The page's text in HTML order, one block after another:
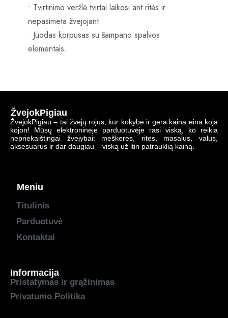
• Tvirtinimo veržlė tvirtai laikosi ant ritės ir
nepasimeta žvejojant.
• Juodas korpusas su šampano spalvos
elementais.
ŽvejokPigiau
ŽvejokPigiau – tai žvejų rojus, kur kokybė ir gera kaina eina koja
kojon! Mūsų elektroninėje parduotuvėje rasi viską, ko reikia
nepriekaištingai žvejybai: meškeres, rites, masalus, valus,
aksesuarus ir dar daugiau – viską už itin patrauklią kainą.
Meniu
Titulinis
Parduotuvė
Kontaktai
Informacija
Pristatymas ir grąžinimas
Privatumo Politika